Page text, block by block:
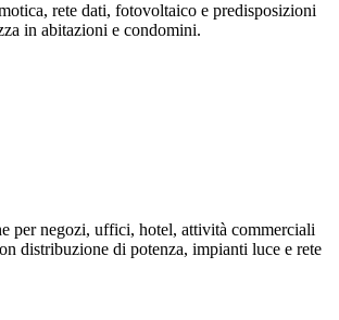
rete dati, fotovoltaico e predisposizioni
in abitazioni e condomini.
per negozi, uffici, hotel, attività commerciali
distribuzione di potenza, impianti luce e rete